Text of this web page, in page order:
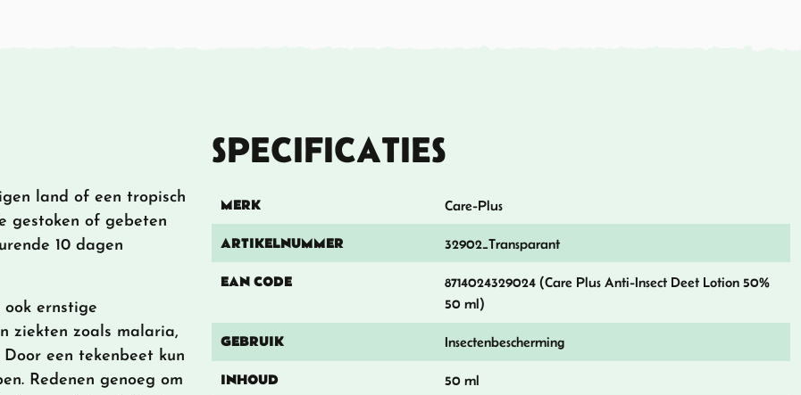
land of een tropisch
gestoken of gebeten
10 dagen
ernstige
ziekten zoals malaria,
een tekenbeet kun
Redenen genoeg om
SPECIFICATIES
MERK Care-Plus
ARTIKELNUMMER 32902_Transparant
EAN CODE
8714024329024 (Care Plus Anti-Insect Deet Lotion 50%
50 ml)
GEBRUIK Insectenbescherming
INHOUD 50 ml